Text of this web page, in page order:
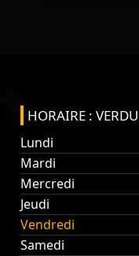
HORAIRE :
Lundi
Mardi
Mercredi
Jeudi
Vendredi
Samedi